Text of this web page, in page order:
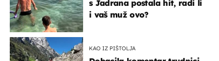
s Jadrana postala hit, radi li
i vaš muž ovo?
KAO IZ PIŠTOLJA